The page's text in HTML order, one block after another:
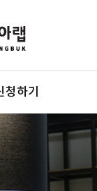
청하기